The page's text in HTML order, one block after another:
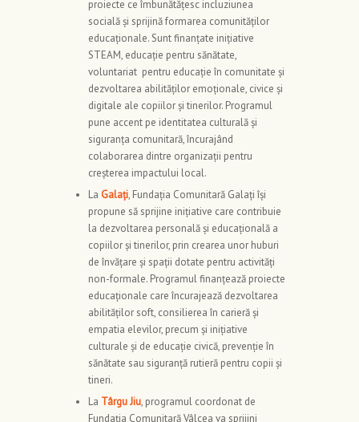
proiecte ce îmbunătățesc incluziunea
socială și sprijină formarea comunităților
educaționale. Sunt finanțate inițiative
STEAM, educație pentru sănătate,
voluntariat pentru educație în comunitate și
dezvoltarea abilităților emoționale, civice și
digitale ale copiilor și tinerilor. Programul
pune accent pe identitatea culturală și
siguranța comunitară, încurajând
colaborarea dintre organizații pentru
creșterea impactului local.
La Galați, Fundația Comunitară Galați își
propune să sprijine inițiative care contribuie
la dezvoltarea personală și educațională a
copiilor și tinerilor, prin crearea unor huburi
de învățare și spații dotate pentru activități
non-formale. Programul finanțează proiecte
educaționale care încurajează dezvoltarea
abilităților soft, consilierea în carieră și
empatia elevilor, precum și inițiative
culturale și de educație civică, prevenție în
sănătate sau siguranță rutieră pentru copii și
tineri.
La Târgu Jiu, programul coordonat de
Fundația Comunitară Vâlcea va sprijini